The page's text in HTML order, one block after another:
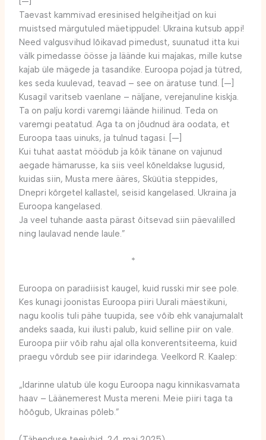
Taevast kammivad eresinised helgiheitjad on kui
muistsed märgutuled mäetippudel: Ukraina kutsub appi!
Need valgusvihud lõikavad pimedust, suunatud itta kui
välk pimedasse öösse ja läände kui majakas, mille kutse
kajab üle mägede ja tasandike. Euroopa pojad ja tütred,
kes seda kuulevad, teavad – see on äratuse tund. [—]
Kusagil varitseb vaenlane – näljane, verejanuline kiskja.
Ta on palju kordi varemgi läände hiilinud. Teda on
varemgi peatatud. Aga ta on jõudnud ära oodata, et
Euroopa taas uinuks, ja tulnud tagasi. [—]
Kui tuhat aastat möödub ja kõik tänane on vajunud
aegade hämarusse, ka siis veel kõneldakse lugusid,
kuidas siin, Musta mere ääres, Sküütia steppides,
Dnepri kõrgetel kallastel, seisid kangelased. Ukraina ja
Euroopa kangelased.
Ja veel tuhande aasta pärast õitsevad siin päevalilled
ning laulavad nende laule.”
*
Euroopa on paradiisist kaugel, kuid russki mir see pole.
Kes kunagi joonistas Euroopa piiri Uurali mäestikuni,
nagu koolis tuli pähe tuupida, see võib ehk vanajumalalt
andeks saada, kui ilusti palub, kuid selline piir on vale.
Euroopa piir võib rahu ajal olla konverentsiteema, kuid
praegu võrdub see piir idarindega. Veelkord R. Kaalep:
„Idarinne ulatub üle kogu Euroopa nagu kinnikasvamata
haav – Läänemerest Musta mereni. Meie piiri taga ta
hõõgub, Ukrainas põleb.”